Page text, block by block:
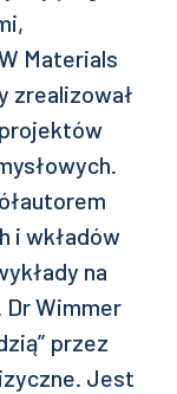
Materials
zrealizował
i wkładów
na
Dr Wimmer
przez
Jest